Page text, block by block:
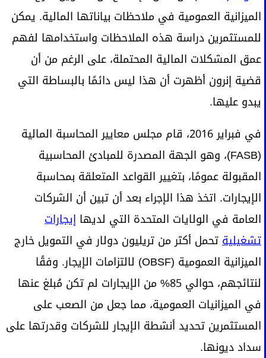
الميزانية العمومية في ملاحظات بياناتها المالية. يمكن
للمستثمرين دراسة هذه الملاحظات واستخدامها لفهم
عمق المشكلات المالية المحتملة، على الرغم من أن
قضية إنرون أظهرت أن هذا ليس دائمًا بالبساطة التي
يبدو عليها.
في فبراير 2016، قام مجلس معايير المحاسبة المالية
(FASB)، وهو الجهة المصدرة للمبادئ المحاسبية
المقبولة عمومًا، بتغيير القواعد المتعلقة بمحاسبة
الإيجارات. اتخذ هذا الإجراء بعد أن تبين أن الشركات
العامة في الولايات المتحدة التي لديها إيجارات
تشغيليةتحمل أكثر من تريليون دولار في التمويل خارج
الميزانية العمومية (OBSF) لالتزامات الإيجار. وفقًا
لنتائجهم، حوالي 85% من الإيجارات لم تكن مُبلغ عنها
في الميزانيات العمومية، مما جعل من الصعب على
المستثمرين تحديد أنشطة الإيجار للشركات وقدرتها على
سداد ديونها.